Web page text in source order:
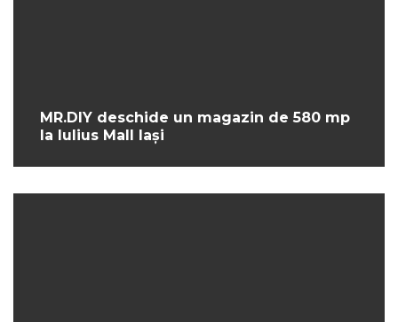
MR.DIY deschide un magazin de 580 mp
la Iulius Mall Iași